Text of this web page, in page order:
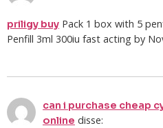
priligy buy Pack 1 box with 5
Penfill 3ml 300iu fast acting by
can i purchase cheap
online disse: